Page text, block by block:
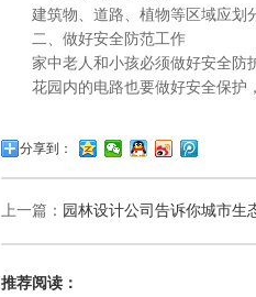
建筑物、道路、植物等区域应划分
二、做好安全防范工作
家中老人和小孩必须做好安全防护
花园内的电路也要做好安全保护，
分享到：
上一篇： 园林设计公司告诉你城市生
推荐阅读：